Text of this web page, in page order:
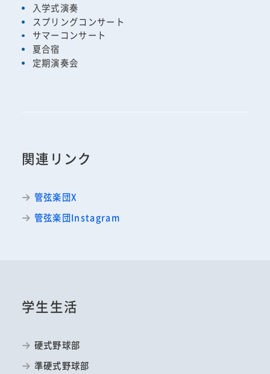
入学式演奏
スプリングコンサート
サマーコンサート
夏合宿
定期演奏会
関連リンク
管弦楽団X
管弦楽団Instagram
学生生活
硬式野球部
準硬式野球部